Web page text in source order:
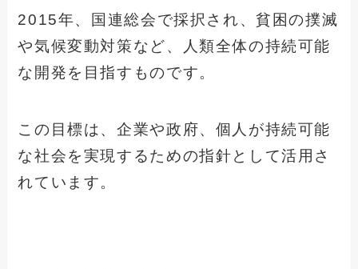
2015年、国連総会で採択され、貧困の撲滅
や気候変動対策など、人類全体の持続可能
な開発を目指すものです。
この目標は、企業や政府、個人が持続可能
な社会を実現するための指針として活用さ
れています。